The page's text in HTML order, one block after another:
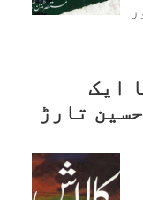
ایک
تارڑ